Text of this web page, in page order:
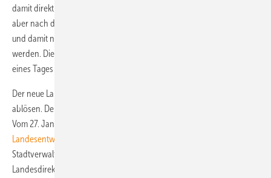
damit direkt kommunaler Planung. Repowering-Maßnahmen können
aber nach dem neuen Entwurf nur in Vorrang- und Eignungsgebieten
und damit nur über die Regionalen Planungsverbände umgesetzt
werden. Die vorhandenen Altanlagen bleiben also bestehen, bis sie
eines Tages zusammenbrechen.“
Der neue Landesentwicklungsplan soll den bisherigen Plan von 2003
ablösen. Derzeit findet ein öffentliches Beteiligungsverfahren statt:
Vom 27. Januar bis 23. März 2012 liegt ein
Landesentwicklungsplans
Stadtverwaltungen, bei den Regionalen Planungsverbänden und
Landesdirektionen aus und kann zudem im Internet eingesehen